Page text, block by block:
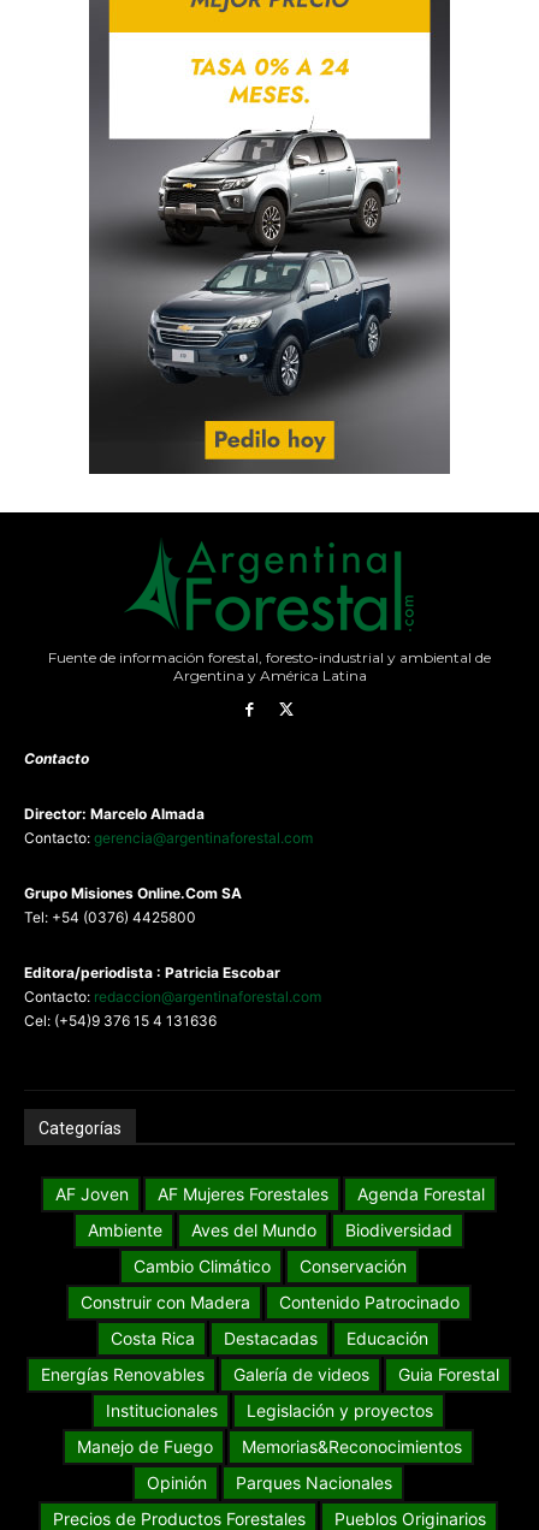
Fuente de información forestal, foresto-industrial y ambiental de
Argentina y América Latina
Contacto
Director: Marcelo Almada
Contacto: gerencia@argentinaforestal.com
Grupo Misiones Online.Com SA
Tel: +54 (0376) 4425800
Editora/periodista : Patricia Escobar
Contacto: redaccion@argentinaforestal.com
Cel: (+54)9 376 15 4 131636
Categorías
AF Joven AF Mujeres Forestales
Agenda Forestal
Ambiente
Aves del Mundo
Biodiversidad
Cambio Climático
Conservación
Construir con Madera
Contenido Patrocinado
Costa Rica
Destacadas
Educación
Energías Renovables
Galería de videos
Guia Forestal
Institucionales
Legislación y proyectos
Manejo de Fuego
Memorias&Reconocimientos
Opinión
Parques Nacionales
Precios de Productos Forestales
Pueblos Originarios